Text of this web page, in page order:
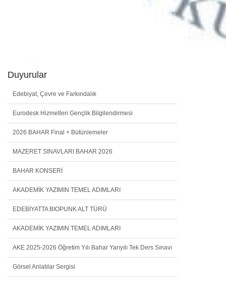
Duyurular
Edebiyat, Çevre ve Farkındalık
Eurodesk Hizmetleri Gençlik Bilgilendirmesi
2026 BAHAR Final + Bütünlemeler
MAZERET SINAVLARI BAHAR 2026
BAHAR KONSERİ
AKADEMİK YAZIMIN TEMEL ADIMLARI
EDEBİYATTA BIOPUNK ALT TÜRÜ
AKADEMİK YAZIMIN TEMEL ADIMLARI
AKE 2025-2026 Öğretim Yılı Bahar Yarıyılı Tek Ders Sınavı
Görsel Anlatılar Sergisi